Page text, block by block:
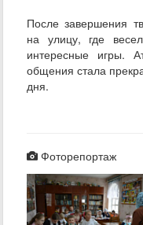
После завершения
на улицу, где
интересные игры.
общения стала
дня.
Фоторепортаж